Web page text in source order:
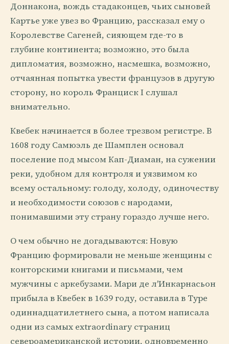
Доннакона, вождь стадаконцев, чьих сыновей
Картье уже увез во Францию, рассказал ему о
Королевстве Сагеней, сияющем где-то в
глубине континента; возможно, это была
дипломатия, возможно, насмешка, возможно,
отчаянная попытка увести французов в другую
сторону, но король Франциск I слушал
внимательно.
Квебек начинается в более трезвом регистре. В
1608 году Самюэль де Шамплен основал
поселение под мысом Кап-Диаман, на сужении
реки, удобном для контроля и уязвимом ко
всему остальному: голоду, холоду, одиночеству
и необходимости союзов с народами,
понимавшими эту страну гораздо лучше него.
О чем обычно не догадываются: Новую
Францию формировали не меньше женщины с
конторскими книгами и письмами, чем
мужчины с аркебузами. Мари де л'Инкарнасьон
прибыла в Квебек в 1639 году, оставила в Туре
одиннадцатилетнего сына, а потом написала
одни из самых extraordinary страниц
североамериканской истории, одновременно